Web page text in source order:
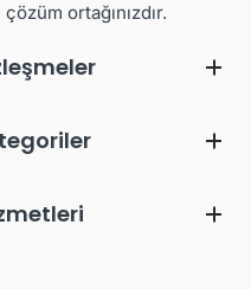
ortağınızdır.